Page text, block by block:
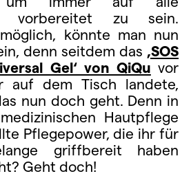
vorbereitet zu sein.
könnte man nun
denn seitdem das ‚SOS
Gel‘ von QiQu vor
auf dem Tisch landete,
nun doch geht. Denn in
Hautpflege
Pflegepower, die ihr für
griffbereit haben
Geht doch!